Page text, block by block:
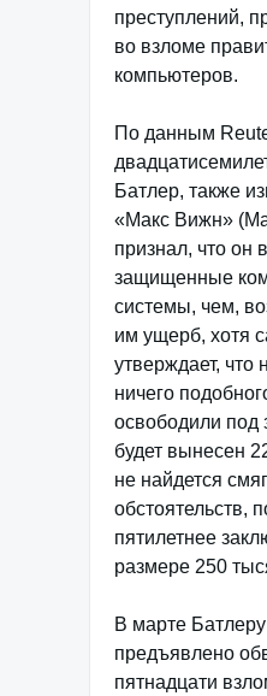
преступлений,
во взломе
компьютеров.
По данным
Батлер, также
«Макс Вижн»
признал, что он
защищенные
системы, чем,
им ущерб, хотя
утверждает, что
ничего
освободили под
будет вынесен
не найдется
обстоятельств,
пятилетнее
размере 250
В марте
предъявлено
пятнадцати